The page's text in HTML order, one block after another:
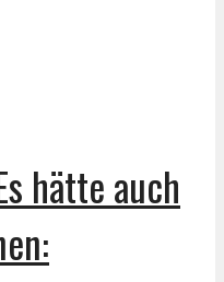
hätte auch